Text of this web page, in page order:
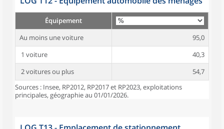
Équipement
Au moins une voiture
95,0
1 voiture
40,3
2 voitures ou plus
54,7
Sources : Insee, RP2012, RP2017 et RP2023, exploitations
principales, géographie au 01/01/2026.